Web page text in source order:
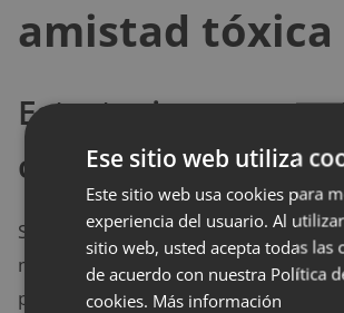
amistad tóxica
Estrategias para
ciclo sin culpas
Salir de unaamistad tóxicapuede
miedo o tristeza. Pero dar ese paso
puerta a nuevas relaciones más sanas.
Ese sitio web utiliza
Este sitio web usa cookies para
experiencia del usuario. Al
sitio web, usted acepta todas las
de acuerdo con nuestra Política
cookies. Más información